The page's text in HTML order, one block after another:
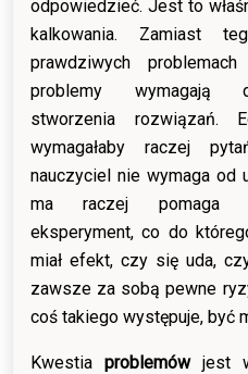
odpowiedzieć. Jest to
kalkowania. Zamiast
prawdziwych
problemy wymagają
stworzenia rozwiązań.
wymagałaby raczej
nauczyciel nie wymaga od
ma raczej pomaga
eksperyment, co do
miał efekt, czy się uda,
zawsze za sobą pewne
coś takiego występuje, być
Kwestia problemówjest